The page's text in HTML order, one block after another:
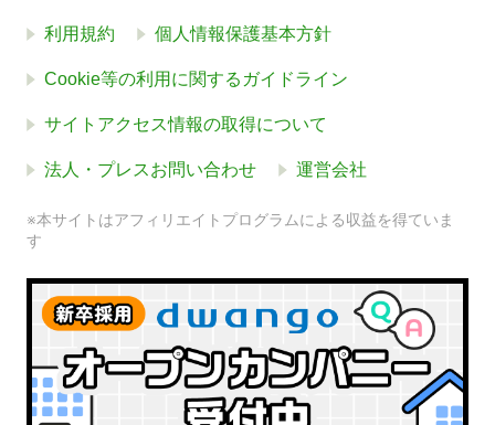
利用規約 個人情報保護基本方針
Cookie等の利用に関するガイドライン
サイトアクセス情報の取得について
法人・プレスお問い合わせ 運営会社
※本サイトはアフィリエイトプログラムによる収益を得ていま
す